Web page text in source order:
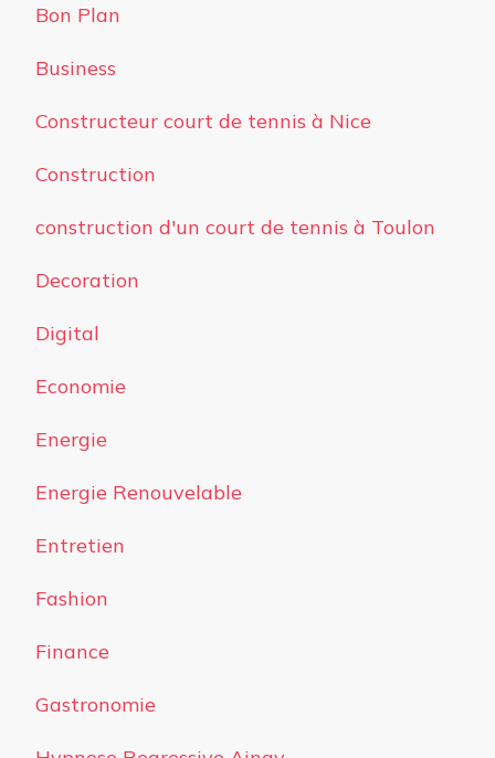
Bon Plan
Business
Constructeur court de tennis à Nice
Construction
construction d'un court de tennis à Toulon
Decoration
Digital
Economie
Energie
Energie Renouvelable
Entretien
Fashion
Finance
Gastronomie